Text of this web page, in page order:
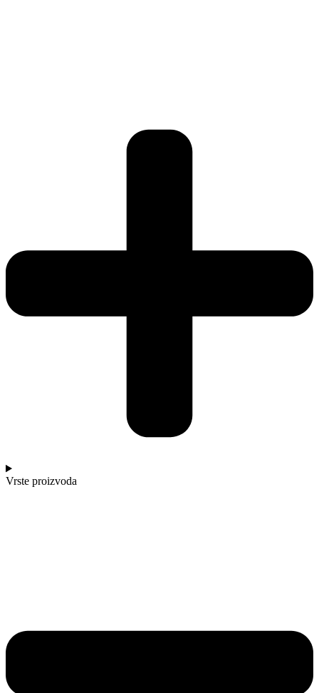
Vrste proizvoda